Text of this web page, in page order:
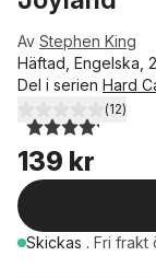
Av Stephen King
Häftad, Engelska,
Del i serien Hard
4,2utav 5 stjärnor.
(12)
139 kr
Skickas . Fri frakt